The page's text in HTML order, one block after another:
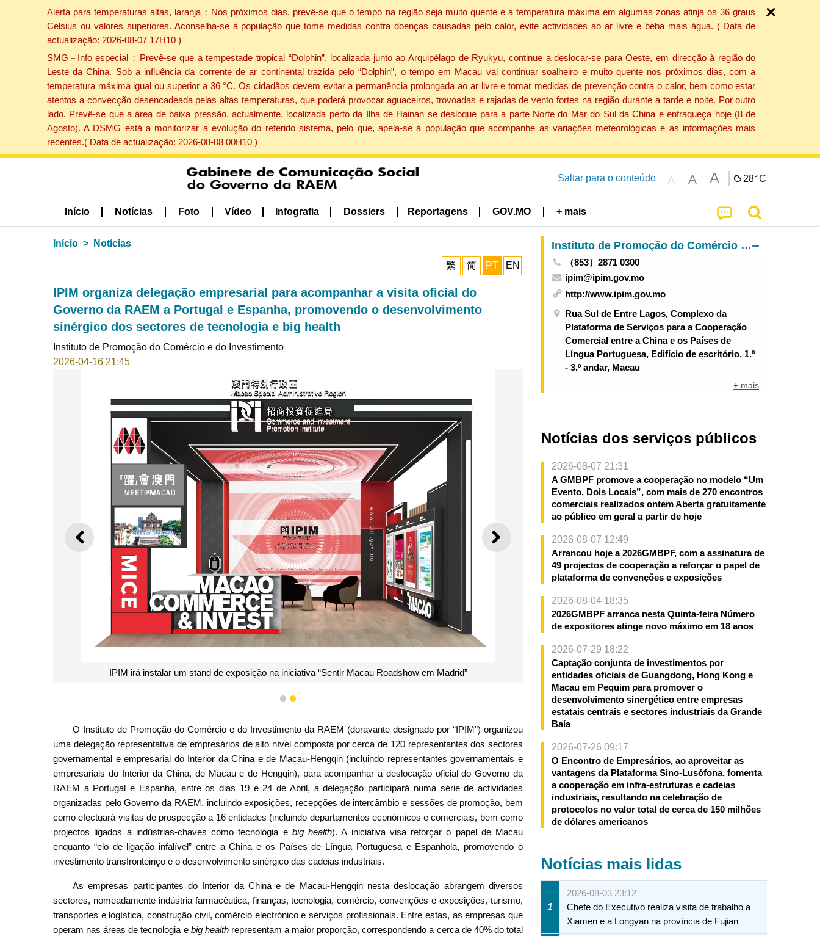
Alerta para temperaturas altas, laranja：Nos próximos dias, prevê-se que o tempo na região seja muito quente e a temperatura máxima em algumas zonas atinja os 36 graus
Celsius ou valores superiores. Aconselha-se à população que tome medidas contra doenças causadas pelo calor, evite actividades ao ar livre e beba mais água. ( Data de
actualização: 2026-08-07 17H10 )
SMG－Info especial：Prevê-se que a tempestade tropical “Dolphin”, localizada junto ao Arquipélago de Ryukyu, continue a deslocar-se para Oeste, em direcção à região do
Leste da China. Sob a influência da corrente de ar continental trazida pelo “Dolphin”, o tempo em Macau vai continuar soalheiro e muito quente nos próximos dias, com a
temperatura máxima igual ou superior a 36 °C. Os cidadãos devem evitar a permanência prolongada ao ar livre e tomar medidas de prevenção contra o calor, bem como estar
atentos a convecção desencadeada pelas altas temperaturas, que poderá provocar aguaceiros, trovoadas e rajadas de vento fortes na região durante a tarde e noite. Por outro
lado, Prevê-se que a área de baixa pressão, actualmente, localizada perto da Ilha de Hainan se desloque para a parte Norte do Mar do Sul da China e enfraqueça hoje (8 de
Agosto). A DSMG está a monitorizar a evolução do referido sistema, pelo que, apela-se à população que acompanhe as variações meteorológicas e as informações mais
recentes.( Data de actualização: 2026-08-08 00H10 )
Saltar para o conteúdo A A A 28°C
Início Notícias Foto Vídeo Infografia Dossiers Reportagens GOV.MO + mais
Início Notícias
繁 简 PT EN
IPIM organiza delegação empresarial para acompanhar a visita oficial do
Governo da RAEM a Portugal e Espanha, promovendo o desenvolvimento
sinérgico dos sectores de tecnologia e big health
Instituto de Promoção do Comércio e do Investimento
2026-04-16 21:45
ANTERIOR SEGUINTE
IPIM irá instalar um stand de exposição na iniciativa “Sentir Macau Roadshow em Madrid”
1 2
O Instituto de Promoção do Comércio e do Investimento da RAEM (doravante designado por “IPIM”) organizou
uma delegação representativa de empresários de alto nível composta por cerca de 120 representantes dos sectores
governamental e empresarial do Interior da China e de Macau-Hengqin (incluindo representantes governamentais e
empresariais do Interior da China, de Macau e de Hengqin), para acompanhar a deslocação oficial do Governo da
RAEM a Portugal e Espanha, entre os dias 19 e 24 de Abril, a delegação participará numa série de actividades
organizadas pelo Governo da RAEM, incluindo exposições, recepções de intercâmbio e sessões de promoção, bem
como efectuará visitas de prospecção a 16 entidades (incluindo departamentos económicos e comerciais, bem como
projectos ligados a indústrias-chaves como tecnologia e big health). A iniciativa visa reforçar o papel de Macau
enquanto “elo de ligação infalível” entre a China e os Países de Língua Portuguesa e Espanhola, promovendo o
investimento transfronteiriço e o desenvolvimento sinérgico das cadeias industriais.
As empresas participantes do Interior da China e de Macau-Hengqin nesta deslocação abrangem diversos
sectores, nomeadamente indústria farmacêutica, finanças, tecnologia, comércio, convenções e exposições, turismo,
transportes e logística, construção civil, comércio electrónico e serviços profissionais. Entre estas, as empresas que
operam nas áreas de tecnologia e big healthrepresentam a maior proporção, correspondendo a cerca de 40% do total
Instituto de Promoção do Comércio e do Investimento
（853）2871 0300
ipim@ipim.gov.mo
http://www.ipim.gov.mo
Rua Sul de Entre Lagos, Complexo da
Plataforma de Serviços para a Cooperação
Comercial entre a China e os Países de
Língua Portuguesa, Edifício de escritório, 1.º
- 3.º andar, Macau
+ mais
Notícias dos serviços públicos
2026-08-07 21:31
A GMBPF promove a cooperação no modelo “Um
Evento, Dois Locais”, com mais de 270 encontros
comerciais realizados ontem Aberta gratuitamente
ao público em geral a partir de hoje
2026-08-07 12:49
Arrancou hoje a 2026GMBPF, com a assinatura de
49 projectos de cooperação a reforçar o papel de
plataforma de convenções e exposições
2026-08-04 18:35
2026GMBPF arranca nesta Quinta-feira Número
de expositores atinge novo máximo em 18 anos
2026-07-29 18:22
Captação conjunta de investimentos por
entidades oficiais de Guangdong, Hong Kong e
Macau em Pequim para promover o
desenvolvimento sinergético entre empresas
estatais centrais e sectores industriais da Grande
Baía
2026-07-26 09:17
O Encontro de Empresários, ao aproveitar as
vantagens da Plataforma Sino-Lusófona, fomenta
a cooperação em infra-estruturas e cadeias
industriais, resultando na celebração de
protocolos no valor total de cerca de 150 milhões
de dólares americanos
Notícias mais lidas
1
2026-08-03 23:12
Chefe do Executivo realiza visita de trabalho a
Xiamen e a Longyan na província de Fujian